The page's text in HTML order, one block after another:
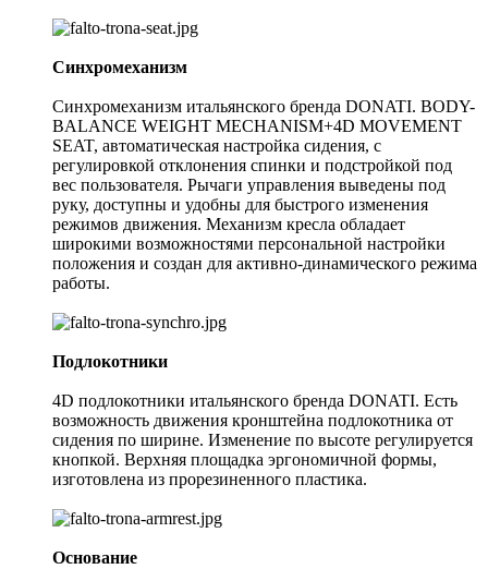
Синхромеханизм
Синхромеханизм итальянского бренда DONATI. BODY-
BALANCE WEIGHT MECHANISM+4D MOVEMENT
SEAT, автоматическая настройка сидения, с
регулировкой отклонения спинки и подстройкой под
вес пользователя. Рычаги управления выведены под
руку, доступны и удобны для быстрого изменения
режимов движения. Механизм кресла обладает
широкими возможностями персональной настройки
положения и создан для активно-динамического режима
работы.
Подлокотники
4D подлокотники итальянского бренда DONATI. Есть
возможность движения кронштейна подлокотника от
сидения по ширине. Изменение по высоте регулируется
кнопкой. Верхняя площадка эргономичной формы,
изготовлена из прорезиненного пластика.
Основание